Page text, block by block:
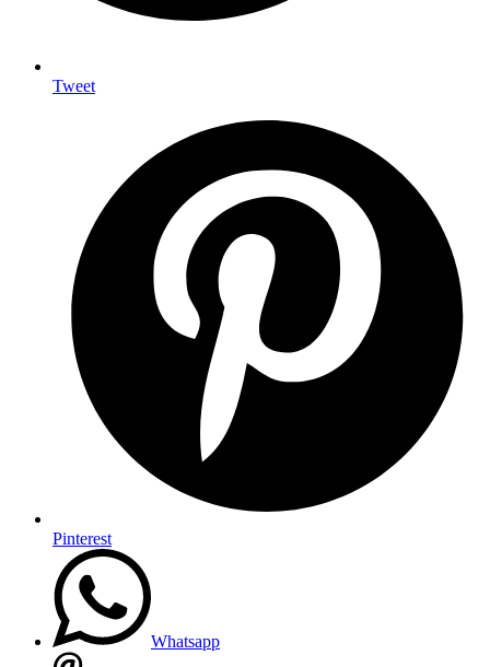
Tweet
Pinterest
Whatsapp